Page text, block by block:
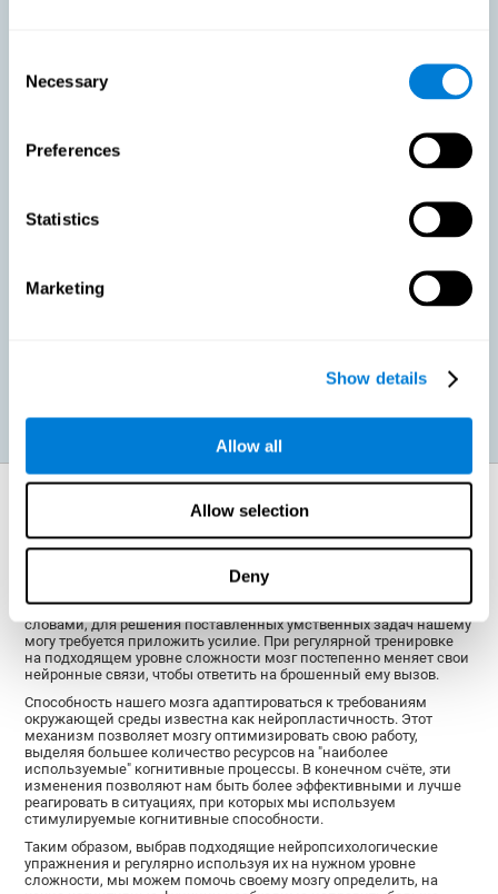
Selection
Necessary
Preferences
Statistics
Marketing
Show details
Allow all
Allow selection
Deny
работе: Связанные с рассеянным склерозом когнитивные
проблемы могут очень негативно отражаться на учебной
помочь повысить эффективность в работе и обучении.
Благотворно влиять на социальную и личную жизнь:
Как укрепляются когнитивные
Тренировка CogniFit при рассеянном склерозе состоит из ряда
нейропсихологических упражнений, бросающих вызов нашему
мозгу с учётом конкретных потребностей пользователя. Другими
словами, для решения поставленных умственных задач нашему
могу требуется приложить усилие. При регулярной тренировке
на подходящем уровне сложности мозг постепенно меняет свои
нейронные связи, чтобы ответить на брошенный ему вызов.
Способность нашего мозга адаптироваться к требованиям
окружающей среды известна как нейропластичность. Этот
механизм позволяет мозгу оптимизировать свою работу,
выделяя большее количество ресурсов на "наиболее
используемые" когнитивные процессы. В конечном счёте, эти
изменения позволяют нам быть более эффективными и лучше
реагировать в ситуациях, при которых мы используем
стимулируемые когнитивные способности.
Таким образом, выбрав подходящие нейропсихологические
упражнения и регулярно используя их на нужном уровне
сложности, мы можем помочь своему мозгу определить, на